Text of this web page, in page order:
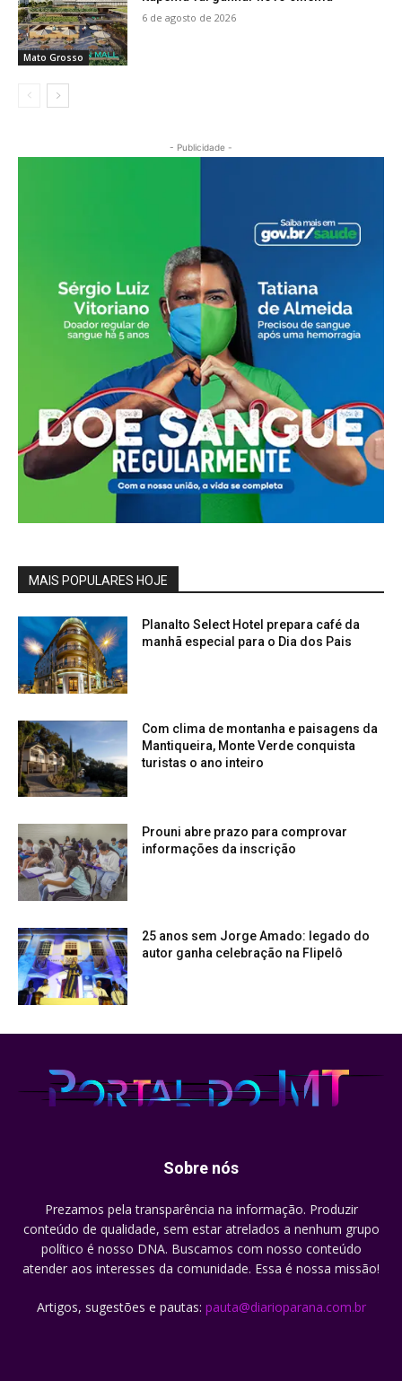
Mato Grosso
6 de agosto de 2026
- Publicidade -
MAIS POPULARES HOJE
Planalto Select Hotel prepara café da
manhã especial para o Dia dos Pais
Com clima de montanha e paisagens da
Mantiqueira, Monte Verde conquista
turistas o ano inteiro
Prouni abre prazo para comprovar
informações da inscrição
25 anos sem Jorge Amado: legado do
autor ganha celebração na Flipelô
Sobre nós
Prezamos pela transparência na informação. Produzir
conteúdo de qualidade, sem estar atrelados a nenhum grupo
político é nosso DNA. Buscamos com nosso conteúdo
atender aos interesses da comunidade. Essa é nossa missão!
Artigos, sugestões e pautas: pauta@diarioparana.com.br